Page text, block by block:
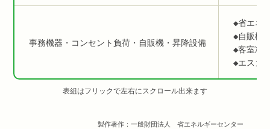
事務機器・コンセント負荷・自販機・昇降設備
◆省エネ
◆自販機
◆客室冷
◆エスカ
製作著作：一般財団法人 省エネルギーセンター